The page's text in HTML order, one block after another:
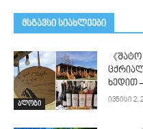
მსგავსი სიახლეები
ბლოგი
《
ხედით
ივნისი 2,